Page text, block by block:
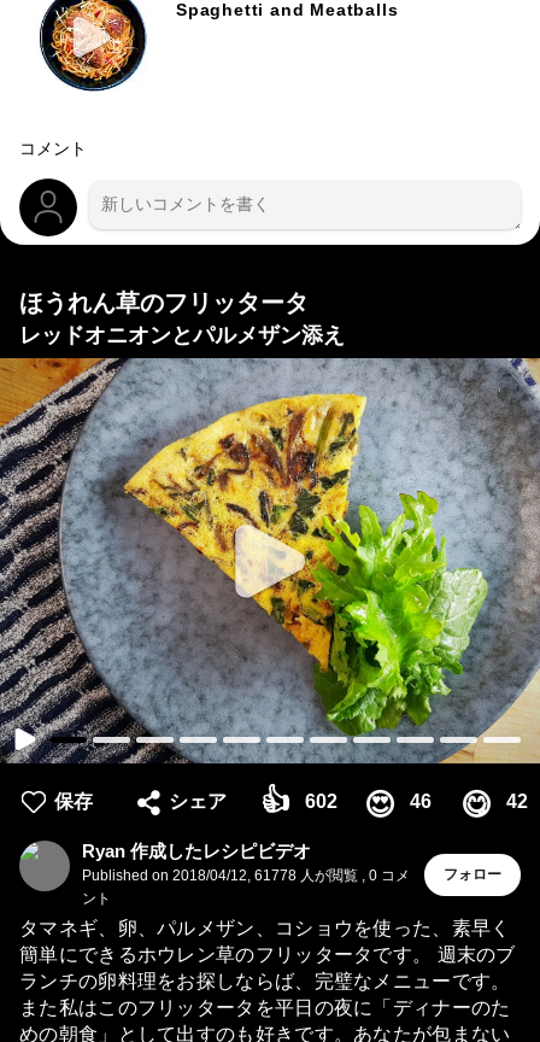
Spaghetti and Meatballs
コメント
ほうれん草のフリッタータ
レッドオニオンとパルメザン添え
保存 シェア 👍 602 😍 46 😋 42
Ryan 作成したレシピビデオ
Published on 2018/04/12, 61778 人が閲覧 , 0 コメ
ント
フォロー
タマネギ、卵、パルメザン、コショウを使った、素早く
簡単にできるホウレン草のフリッタータです。 週末のブ
ランチの卵料理をお探しならば、完璧なメニューです。
また私はこのフリッタータを平日の夜に「ディナーのた
めの朝食」として出すのも好きです。あなたが包まない